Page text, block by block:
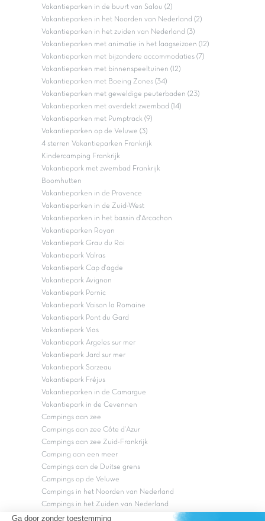
Vakantieparken in de buurt van Salou (2)
Vakantieparken in het Noorden van Nederland (2)
Vakantieparken in het zuiden van Nederland (3)
Vakantieparken met animatie in het laagseizoen (12)
Vakantieparken met bijzondere accommodaties (7)
Vakantieparken met binnenspeeltuinen (12)
Vakantieparken met Boeing Zones (34)
Vakantieparken met geweldige peuterbaden (23)
Vakantieparken met overdekt zwembad (14)
Vakantieparken met Pumptrack (9)
Vakantieparken op de Veluwe (3)
4 sterren Vakantieparken Frankrijk
Kindercamping Frankrijk
Vakantiepark met zwembad Frankrijk
Boomhutten
Vakantieparken in de Provence
Vakantieparken in de Zuid-West
Vakantieparken in het bassin d'Arcachon
Vakantieparken Royan
Vakantiepark Grau du Roi
Vakantiepark Valras
Vakantiepark Cap d'agde
Vakantiepark Avignon
Vakantiepark Pornic
Vakantiepark Vaison la Romaine
Vakantiepark Pont du Gard
Vakantiepark Vias
Vakantiepark Argeles sur mer
Vakantiepark Jard sur mer
Vakantiepark Sarzeau
Vakantiepark Fréjus
Vakantieparken in de Camargue
Vakantiepark in de Cevennen
Campings aan zee
Campings aan zee Côte d'Azur
Campings aan zee Zuid-Frankrijk
Camping aan een meer
Campings aan de Duitse grens
Campings op de Veluwe
Campings in het Noorden van Nederland
Campings in het Zuiden van Nederland
Copyright Capfun 2026 ©